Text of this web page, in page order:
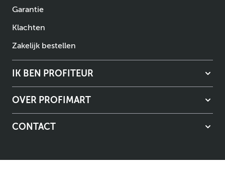
Garantie
Klachten
Zakelijk bestellen
IK BEN PROFITEUR
OVER PROFIMART
CONTACT